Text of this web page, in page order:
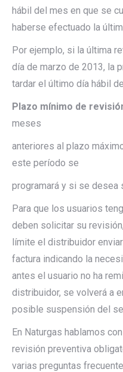
hábil del mes en que se
haberse efectuado la
Por ejemplo, si la última
día de marzo de 2013, la
tardar el último día hábil
Plazo mínimo de
meses
anteriores al plazo
este período se
programará y si se desea
Para que los usuarios
deben solicitar su
límite el distribuidor
factura indicando la
antes el usuario no ha
distribuidor, se volverá a
posible suspensión del
En Naturgas hablamos
revisión preventiva
varias preguntas